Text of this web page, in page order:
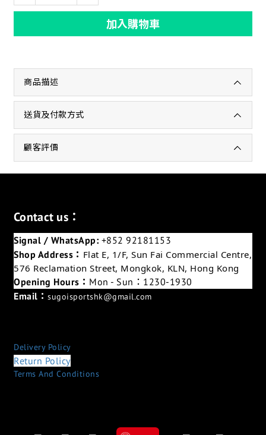
加入購物車
商品描述
送貨及付款方式
顧客評價
Contact us：
Signal / WhatsApp: +852 92181153
Shop Address： Flat E, 1/F, Sun Fai Commercial Centre,
576 Reclamation Street, Mongkok, KLN, Hong Kong
Opening Hours： Mon - Sun：1230-1930
Email： sugoisportshk@gmail.com
Delivery Policy
Return Policy
Terms And Conditions